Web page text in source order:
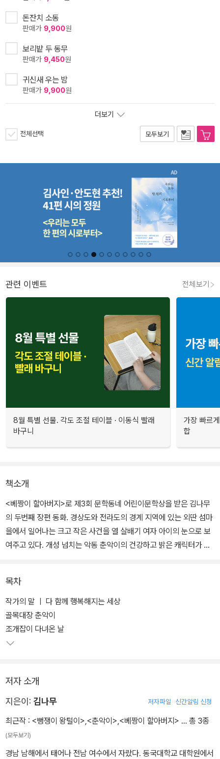
돈잔치 소동
판매가 9,900원
보리밭 두 동무
판매가 9,450원
귀신새 우는 밤
판매가 9,900원
더보기
전체선택 모두보기
관련 이벤트 전체보기
8월 특별 선물. 각도 조절 테이블 · 이동식 빨래
바구니
가장 빠르
합
책소개
<베짱이 할아버지>로 제3회 문학동네 어린이문학상을 받은 김나무
의 두번째 장편 동화. 경상도와 전라도의 경계 지역에 있는 외딴 섬마
을에서 일어나는 크고 작은 사건을 열 살배기 여자 아이의 눈으로 보
여주고 있다. 개성 넘치는 악동 춘악이의 건강하고 밝은 캐릭터가 인
목차
작가의 말 ㅣ 다 함께 행복해지는 세상
골목대장 춘악이
조개잡이 다녀온 날
저자 소개
지은이: 김나무 저자파일 신간알림 신청
최근작 : <뻥쟁이 왕털이>,<춘악이>,<베짱이 할아버지> … 총 3종
(모두보기)
경남 남해에서 태어나 전남 여수에서 자랐다. 동국대학교 대학원에서